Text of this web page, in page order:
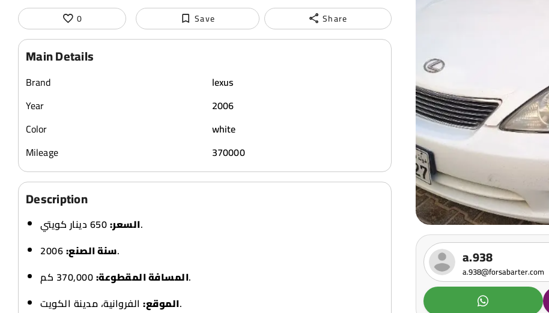
0 Save Share
Main Details
Brand
lexus
Year
2006
Color
white
Mileage
370000
Description
السعر:650 دينار كويتي.
سنة الصنع:2006.
المسافة المقطوعة:370,000 كم.
الموقع:الفروانية، مدينة الكويت.
a.938
a.938@forsabarter.com